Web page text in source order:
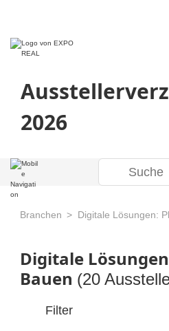
2026
Branchen Digitale Lösungen:
Digitale
Bauen (20
Filter